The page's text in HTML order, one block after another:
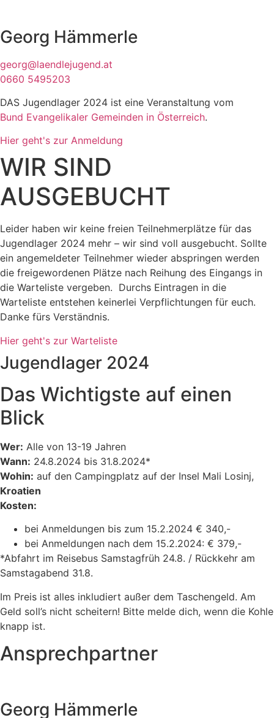
Georg Hämmerle
georg@laendlejugend.at
0660 5495203
DAS Jugendlager 2024 ist eine Veranstaltung vom
Bund Evangelikaler Gemeinden in Österreich.
Hier geht's zur Anmeldung
WIR SIND
AUSGEBUCHT
Leider haben wir keine freien Teilnehmerplätze für das
Jugendlager 2024 mehr – wir sind voll ausgebucht. Sollte
ein angemeldeter Teilnehmer wieder abspringen werden
die freigewordenen Plätze nach Reihung des Eingangs in
die Warteliste vergeben. Durchs Eintragen in die
Warteliste entstehen keinerlei Verpflichtungen für euch.
Danke fürs Verständnis.
Hier geht's zur Warteliste
Jugendlager 2024
Das Wichtigste auf einen
Blick
Wer: Alle von 13-19 Jahren
Wann: 24.8.2024 bis 31.8.2024*
Wohin: auf den Campingplatz auf der Insel Mali Losinj,
Kroatien
Kosten:
bei Anmeldungen bis zum 15.2.2024 € 340,-
bei Anmeldungen nach dem 15.2.2024: € 379,-
*Abfahrt im Reisebus Samstagfrüh 24.8. / Rückkehr am
Samstagabend 31.8.
Im Preis ist alles inkludiert außer dem Taschengeld. Am
Geld soll’s nicht scheitern! Bitte melde dich, wenn die Kohle
knapp ist.
Ansprechpartner
Georg Hämmerle